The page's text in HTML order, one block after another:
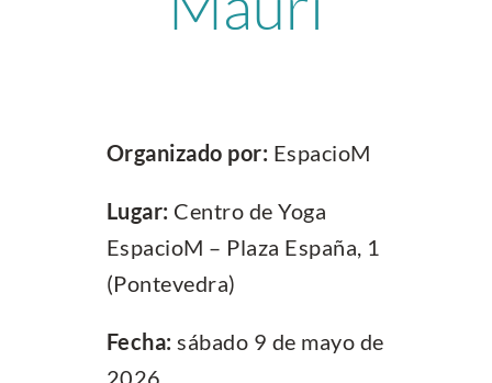
Organizado por: EspacioM
Lugar: Centro de Yoga
EspacioM – Plaza España, 1
(Pontevedra)
Fecha:sábado 9 de mayo de
2026